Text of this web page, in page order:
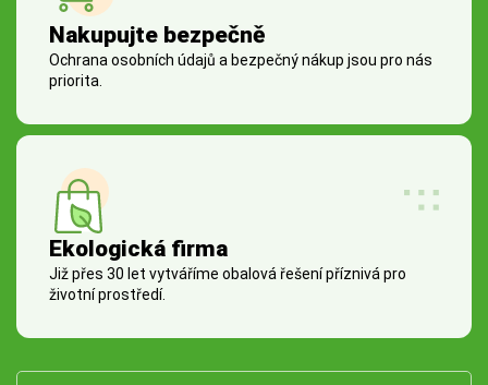
Nakupujte bezpečně
Ochrana osobních údajů a bezpečný nákup jsou pro nás
priorita.
Ekologická firma
Již přes 30 let vytváříme obalová řešení příznivá pro
životní prostředí.